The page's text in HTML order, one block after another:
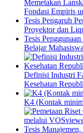
Memetakan
Fondasi Empiris
Tesis Pengaruh
Proyektor dan
Tesis
Belajar
Definisi Industri
Kesehatan
K4 (Kontak